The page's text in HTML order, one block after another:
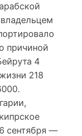
причиной
4
218
сентября —